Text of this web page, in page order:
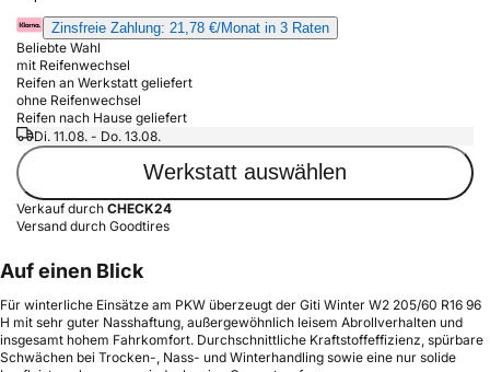
Zinsfreie Zahlung: 21,78 €/Monat in 3 Raten
Beliebte Wahl
mit Reifenwechsel
Reifen an Werkstatt geliefert
ohne Reifenwechsel
Reifen nach Hause geliefert
Di. 11.08. - Do. 13.08.
Werkstatt auswählen
Verkauf durch CHECK24
Versand durch Goodtires
Auf einen Blick
Für winterliche Einsätze am PKW überzeugt der Giti Winter W2 205/60 R16 96
H mit sehr guter Nasshaftung, außergewöhnlich leisem Abrollverhalten und
insgesamt hohem Fahrkomfort. Durchschnittliche Kraftstoffeffizienz, spürbare
Schwächen bei Trocken-, Nass- und Winterhandling sowie eine nur solide